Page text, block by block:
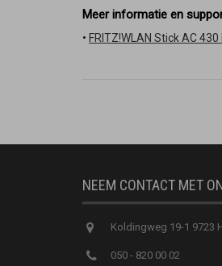
Meer informatie en
• FRITZ!WLAN Stick AC
NEEM CONTACT MET
Koldingweg 19-1 9723
050 - 820 00 02